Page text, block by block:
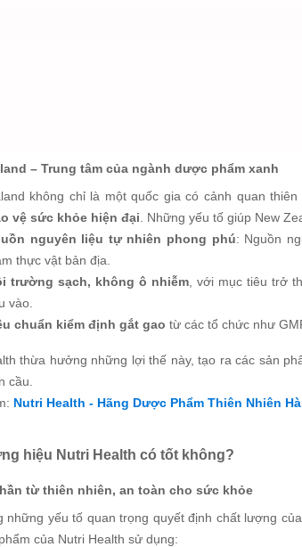
– Trung tâm của ngành dược phẩm xanh
không chỉ là một quốc gia có cảnh quan
vệ sức khỏe hiện đại . Những yếu tố giúp New
nguyên liệu tự nhiên phong phú: Nguồn
thực vật bản địa.
trường sạch, không ô nhiễm , với mục tiêu trở
vào.
chuẩn kiểm định gắt gao từ các tổ chức như
thừa hưởng những lợi thế này, tạo ra các sản
cầu.
Nutri Health - Hãng Dược Phẩm Thiên Nhiên
hiệu Nutri Health có tốt không?
từ thiên nhiên, an toàn cho sức khỏe
những yếu tố quan trọng quyết định chất lượng
của Nutri Health sử dụng: